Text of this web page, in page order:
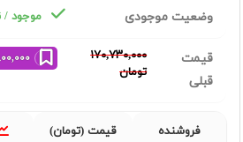
وضعیت موجودی موجود /
قیمت
قبلی
١٧٠,٧٣٠,٠٠٠
تومان
فروشنده قیمت (تومان)